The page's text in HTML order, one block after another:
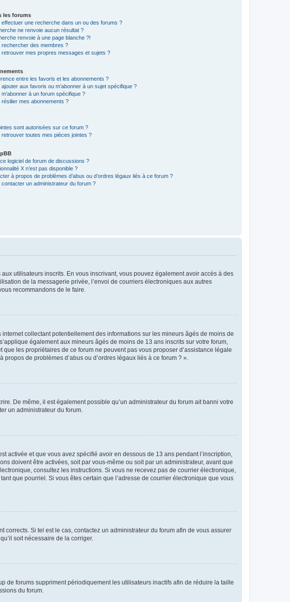
les forums
effectuer une recherche dans un ou des forums ?
ne renvoie aucun résultat ?
renvoie à une page blanche ?!
rechercher des membres ?
retrouver mes propres messages et sujets ?
entre les favoris et les abonnements ?
aux favoris ou m’abonner à un sujet spécifique ?
à un forum spécifique ?
mes abonnements ?
sont autorisées sur ce forum ?
retrouver toutes mes pièces jointes ?
logiciel de forum de discussions ?
X n’est pas disponible ?
à propos de problèmes d’abus ou d’ordres légaux liés à ce forum ?
contacter un administrateur du forum ?
utilisateurs inscrits. En vous inscrivant, vous pouvez également avoir accès à des
de la messagerie privée, l’envoi de courriers électroniques aux autres
recommandons de le faire.
collectant potentiellement des informations sur les mineurs âgés de moins de
également aux mineurs âgés de moins de 13 ans inscrits sur votre forum,
les propriétaires de ce forum ne peuvent pas vous proposer d’assistance légale
de problèmes d’abus ou d’ordres légaux liés à ce forum ? ».
De même, il est également possible qu’un administrateur du forum ait banni votre
un administrateur du forum.
activée et que vous avez spécifié avoir en dessous de 13 ans pendant l’inscription,
doivent être activées, soit par vous-même ou soit par un administrateur, avant que
consultez les instructions. Si vous ne recevez pas de courrier électronique,
que pourriel. Si vous êtes certain que l’adresse de courrier électronique que vous
corrects. Si tel est le cas, contactez un administrateur du forum afin de vous assurer
soit nécessaire de la corriger.
de forums suppriment périodiquement les utilisateurs inactifs afin de réduire la taille
du forum.